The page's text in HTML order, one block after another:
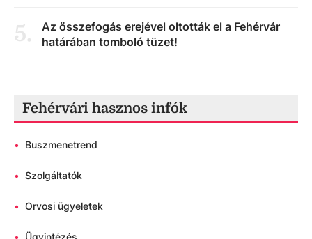
5.
Az összefogás erejével oltották el a Fehérvár
határában tomboló tüzet!
Fehérvári hasznos infók
• Buszmenetrend
• Szolgáltatók
• Orvosi ügyeletek